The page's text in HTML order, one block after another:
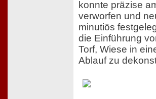
konnte präzise
verworfen und
minutiös
die Einführung
Torf, Wiese in
Ablauf zu